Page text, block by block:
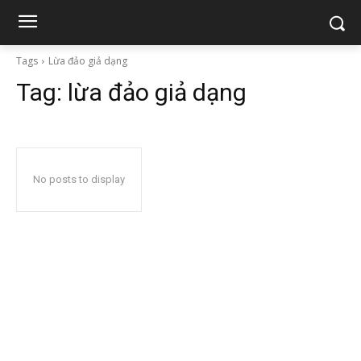
Tags Lừa đảo giả dạng
Tag: lừa đảo giả dạng
No posts to display